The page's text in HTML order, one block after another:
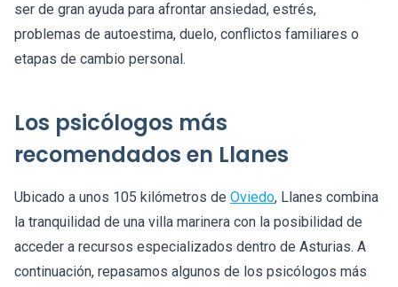
ser de gran ayuda para afrontar ansiedad, estrés,
problemas de autoestima, duelo, conflictos familiares o
etapas de cambio personal.
Los psicólogos más
recomendados en Llanes
Ubicado a unos 105 kilómetros de Oviedo, Llanes combina
la tranquilidad de una villa marinera con la posibilidad de
acceder a recursos especializados dentro de Asturias. A
continuación, repasamos algunos de los psicólogos más